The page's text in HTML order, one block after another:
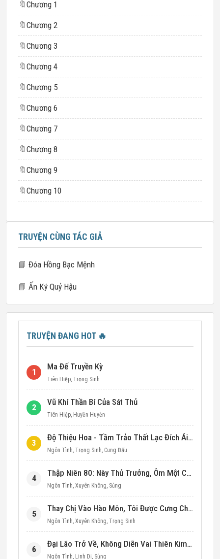
🔖 Chương 1
🔖 Chương 2
🔖 Chương 3
🔖 Chương 4
🔖 Chương 5
🔖 Chương 6
🔖 Chương 7
🔖 Chương 8
🔖 Chương 9
🔖 Chương 10
TRUYỆN CÙNG TÁC GIẢ
📘 Đóa Hồng Bạc Mệnh
📘 Ấn Ký Quỷ Hậu
TRUYỆN ĐANG HOT 🔥
1
Ma Đế Truyền Kỳ
Tiên Hiệp, Trọng Sinh
2
Vũ Khí Thần Bí Của Sát Thủ
Tiên Hiệp, Huyền Huyễn
3
Độ Thiệu Hoa - Tầm Trảo Thất Lạc Đích Ái Tình
Ngôn Tình, Trọng Sinh, Cung Đấu
4
Thập Niên 80: Này Thủ Trưởng, Ôm Một Cái Đi!
Ngôn Tình, Xuyên Không, Sủng
5
Thay Chị Vào Hào Môn, Tôi Được Cưng Chiều Hết Mực (Thập Niên 90)
Ngôn Tình, Xuyên Không, Trọng Sinh
6
Đại Lão Trở Về, Không Diễn Vai Thiên Kim Giả Nữa
Ngôn Tình, Linh Dị, Sủng